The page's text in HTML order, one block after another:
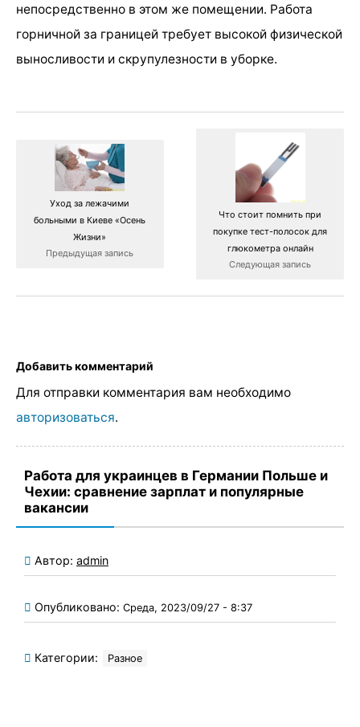
непосредственно в этом же помещении. Работа
горничной за границей требует высокой физической
выносливости и скрупулезности в уборке.
Уход за лежачими
больными в Киеве «Осень
Жизни»
Предыдущая запись
Что стоит помнить при
покупке тест-полосок для
глюкометра онлайн
Следующая запись
Добавить комментарий
Для отправки комментария вам необходимо
авторизоваться.
Работа для украинцев в Германии Польше и
Чехии: сравнение зарплат и популярные
вакансии
Автор: admin
Опубликовано: Среда, 2023/09/27 - 8:37
Категории: Разное